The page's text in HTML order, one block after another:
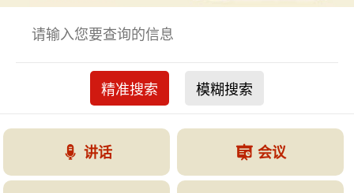
精准搜索 模糊搜索
 讲话  会议